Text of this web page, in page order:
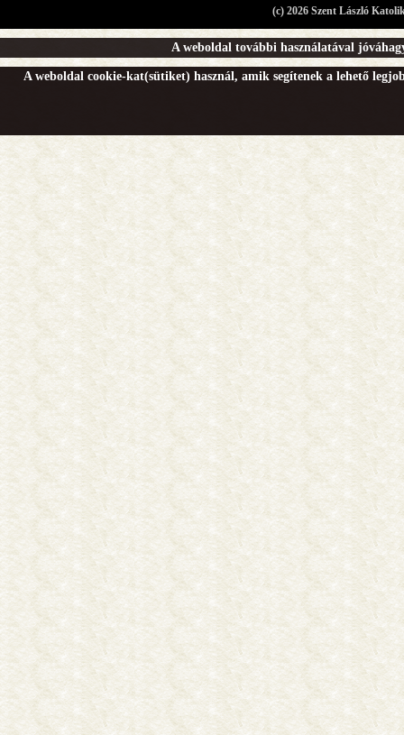
(c) 2026 Szent László
A weboldal további használatával
A weboldal cookie-kat(sütiket) használ, amik segítenek a lehető